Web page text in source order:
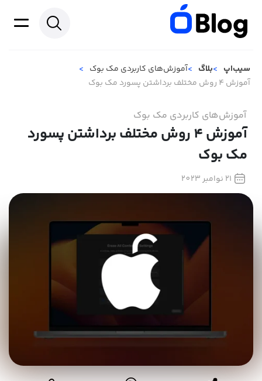
سیب‌اپ بلاگ
آموزش‌های کاربردی مک بوک
آموزش 4 روش‌ مختلف برداشتن پسورد مک بوک
آموزش‌های کاربردی مک بوک
آموزش 4 روش‌ مختلف برداشتن پسورد
مک بوک
21 نوامبر 2023